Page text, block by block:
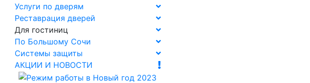
Услуги по дверям
Реставрация дверей
Для гостиниц
По Большому Сочи
Системы защиты
АКЦИИ И НОВОСТИ